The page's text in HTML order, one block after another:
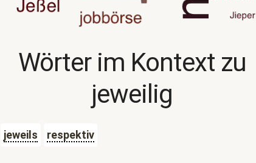
Wörter im Kontext zu
jeweilig
jeweils respektiv